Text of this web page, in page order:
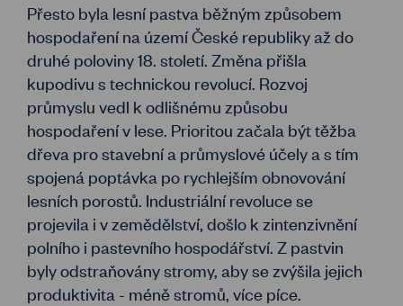
Přesto byla lesní pastva běžným způsobem
hospodaření na území České republiky až do
druhé poloviny 18. století. Změna přišla
kupodivu s technickou revolucí. Rozvoj
průmyslu vedl k odlišnému způsobu
hospodaření v lese. Prioritou začala být těžba
dřeva pro stavební a průmyslové účely a s tím
spojená poptávka po rychlejším obnovování
lesních porostů. Industriální revoluce se
projevila i v zemědělství, došlo k zintenzivnění
polního i pastevního hospodářství. Z pastvin
byly odstraňovány stromy, aby se zvýšila jejich
produktivita - méně stromů, více píce.